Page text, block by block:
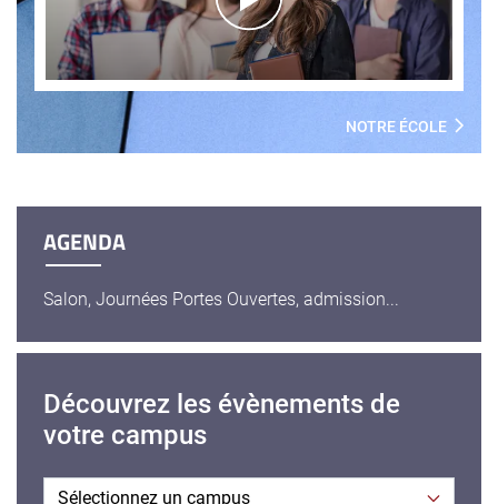
NOTRE ÉCOLE
AGENDA
Salon, Journées Portes Ouvertes, admission...
Découvrez les évènements de
votre campus